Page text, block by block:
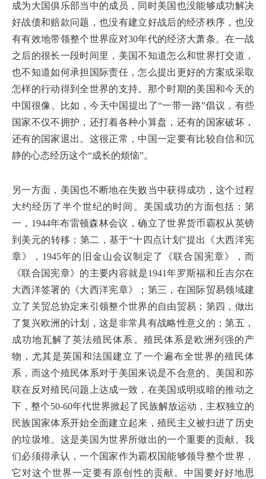
成为大国俱乐部当中的成员，同时美国也没能够成功解决
好战债和赔款问题，也没有建立好战后的经济秩序，也没
有有效地带领整个世界应对30年代的经济大萧条。在一战
之后的很长一段时间里，美国不知道怎么和世界打交道，
也不知道如何承担国际责任，怎么提出更好的方案或采取
怎样的行动得到全世界的支持。那个时期的美国和今天的
中国很像。比如，今天中国提出了“一带一路”倡议，有些
国家不仅不拥护，还打着各种小算盘，还有的国家破坏，
还有的国家退出。这很正常，中国一定要有比较自信和沉
静的心态经历这个“成长的烦恼”。
另一方面，美国也不断地在失败当中获得成功，这个过程
大约经历了半个世纪的时间。美国成功的方面包括：第
一，1944年布雷顿森林会议，确立了世界货币霸权从英镑
到美元的转移；第二，基于“十四点计划”提出《大西洋宪
章》，1945年的旧金山会议制定了《联合国宪章》，而
《联合国宪章》的主要内容就是1941年罗斯福和丘吉尔在
大西洋签署的《大西洋宪章》；第三，在国际贸易领域建
立了关贸总协定来引领整个世界的自由贸易；第四，做出
了复兴欧洲的计划，这是非常具有战略性意义的；第五，
成功地瓦解了英法殖民体系。殖民体系是欧洲列强的产
物，尤其是英国和法国建立了一个遍布全世界的殖民体
系，而这个殖民体系对于美国来说是不合意的。美国和苏
联在反对殖民问题上达成一致，在美国或明或暗的推动之
下，整个50-60年代世界掀起了民族解放运动，主权独立的
民族国家体系开始全面建立起来，殖民主义被扫进了历史
的垃圾堆。这是美国为世界所做出的一个重要的贡献。我
们必须得承认，一个国家作为霸权国能够领导整个世界，
它对这个世界一定要有原创性的贡献。中国要好好地思